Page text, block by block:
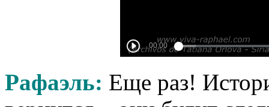
Рафаэль: Еще раз!